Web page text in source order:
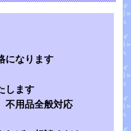
になります
します
用品全般対応